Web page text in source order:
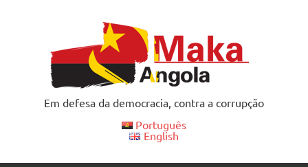
Em defesa da democracia, contra a corrupção
Português
English